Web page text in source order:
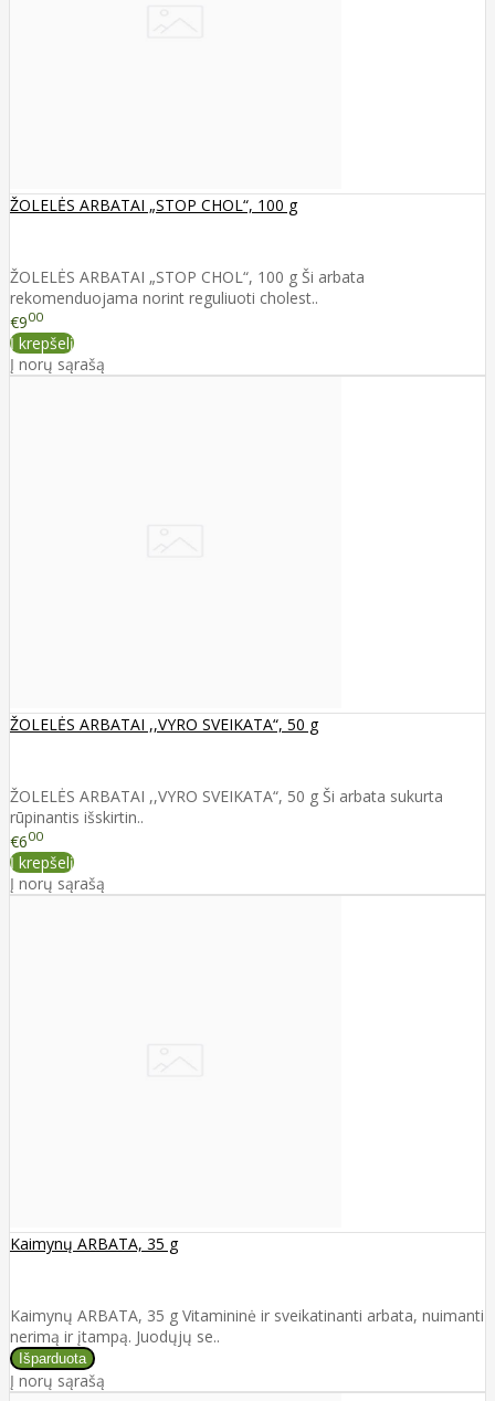
ŽOLELĖS ARBATAI „STOP CHOL“, 100 g
ŽOLELĖS ARBATAI „STOP CHOL“, 100 g Ši arbata
rekomenduojama norint reguliuoti cholest..
€900
Į krepšelį
Į norų sąrašą
ŽOLELĖS ARBATAI ,,VYRO SVEIKATA“, 50 g
ŽOLELĖS ARBATAI ,,VYRO SVEIKATA“, 50 g Ši arbata sukurta
rūpinantis išskirtin..
€600
Į krepšelį
Į norų sąrašą
Kaimynų ARBATA, 35 g
Kaimynų ARBATA, 35 g Vitamininė ir sveikatinanti arbata, nuimanti
nerimą ir įtampą. Juodųjų se..
Į norų sąrašą